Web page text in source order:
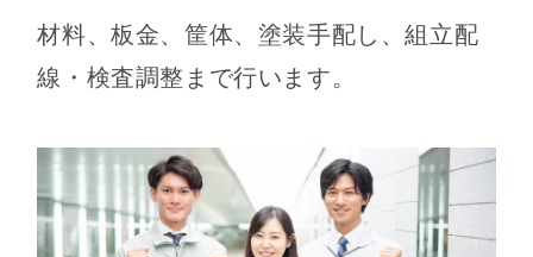
材料、板金、筐体、塗装手配し、組立配
線・検査調整まで行います。